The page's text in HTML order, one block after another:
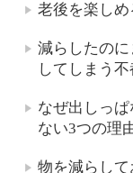
老後を楽し
減らしたの
してしまう
なぜ出しっ
ない3つの理
物を減らし